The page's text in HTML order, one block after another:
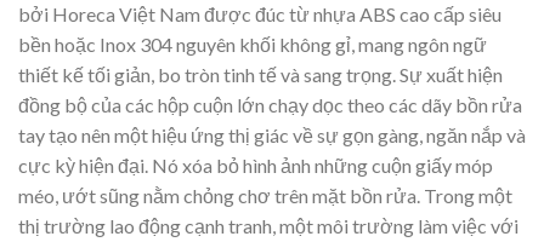
bởi Horeca Việt Nam được đúc từ nhựa ABS cao cấp siêu
bền hoặc Inox 304 nguyên khối không gỉ, mang ngôn ngữ
thiết kế tối giản, bo tròn tinh tế và sang trọng. Sự xuất hiện
đồng bộ của các hộp cuộn lớn chạy dọc theo các dãy bồn rửa
tay tạo nên một hiệu ứng thị giác về sự gọn gàng, ngăn nắp và
cực kỳ hiện đại. Nó xóa bỏ hình ảnh những cuộn giấy móp
méo, ướt sũng nằm chỏng chơ trên mặt bồn rửa. Trong một
thị trường lao động cạnh tranh, một môi trường làm việc với